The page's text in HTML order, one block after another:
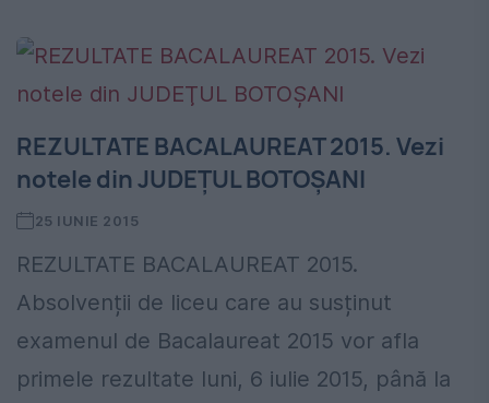
REZULTATE BACALAUREAT 2015. Vezi
notele din JUDEŢUL BOTOŞANI
25 IUNIE 2015
REZULTATE BACALAUREAT 2015.
Absolvenții de liceu care au susținut
examenul de Bacalaureat 2015 vor afla
primele rezultate luni, 6 iulie 2015, până la